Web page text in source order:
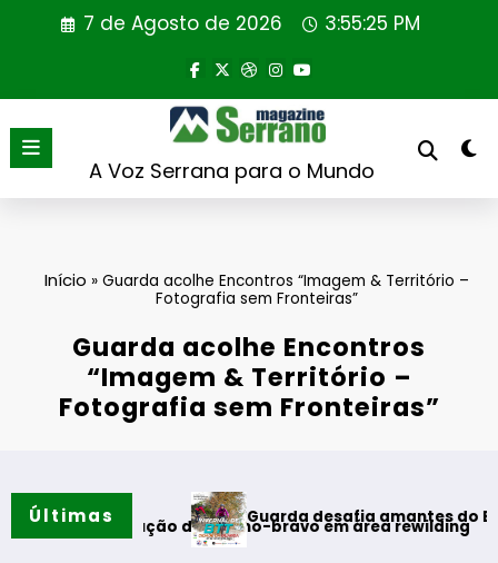
7 de Agosto de 2026 3:55:26 PM
A Voz Serrana para o Mundo
Início » Guarda acolhe Encontros “Imagem & Território –
Fotografia sem Fronteiras”
Guarda acolhe Encontros
“Imagem & Território –
Fotografia sem Fronteiras”
Últimas
de coelho-bravo em área rewilding
Guarda desafia amantes do BTT na mítica